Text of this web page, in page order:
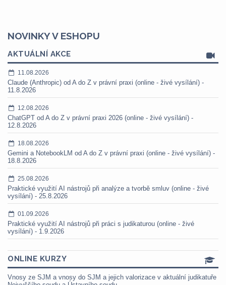
NOVINKY V ESHOPU
AKTUÁLNÍ AKCE
11.08.2026
Claude (Anthropic) od A do Z v právní praxi (online - živé vysílání) -
11.8.2026
12.08.2026
ChatGPT od A do Z v právní praxi 2026 (online - živé vysílání) -
12.8.2026
18.08.2026
Gemini a NotebookLM od A do Z v právní praxi (online - živé vysílání) -
18.8.2026
25.08.2026
Praktické využití AI nástrojů při analýze a tvorbě smluv (online - živé
vysílání) - 25.8.2026
01.09.2026
Praktické využití AI nástrojů při práci s judikaturou (online - živé
vysílání) - 1.9.2026
ONLINE KURZY
Vnosy ze SJM a vnosy do SJM a jejich valorizace v aktuální judikatuře